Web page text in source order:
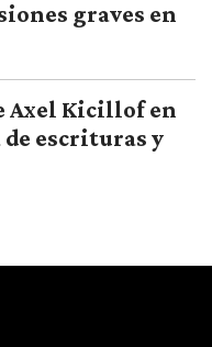
graves en
Axel Kicillof en
de escrituras y